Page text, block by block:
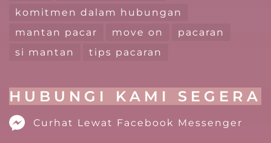
komitmen dalam hubungan
mantan pacar
move on
pacaran
si mantan
tips pacaran
HUBUNGI KAMI SEGERA
Curhat Lewat Facebook Messenger